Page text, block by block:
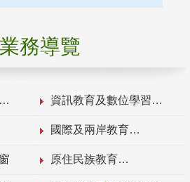
業務導覽
資訊教育及數位學習
國際及兩岸教育
原住民族教育